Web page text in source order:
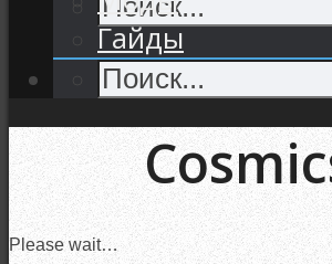
Гайды
Please wait…